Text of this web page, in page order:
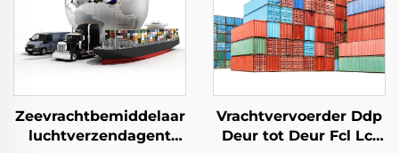
Zeevrachtbemiddelaar
luchtverzendagent
Vrachtvervoerder Ddp
Deur tot Deur Fcl Lcl